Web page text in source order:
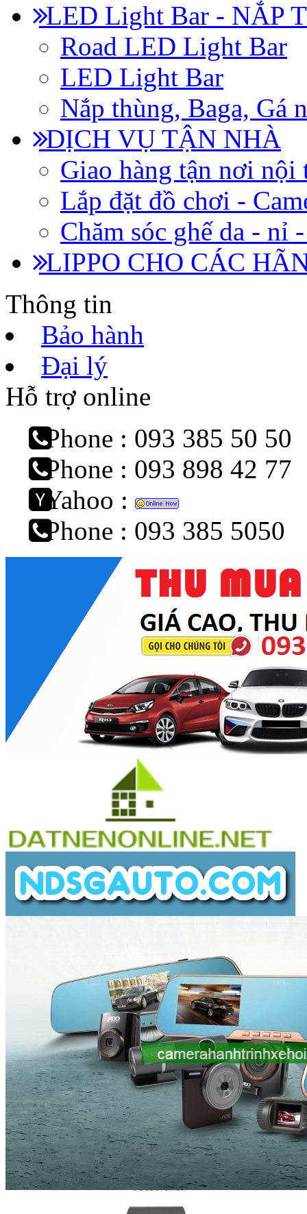
LED Light Bar - NẮP
Road LED Light Bar
LED Light Bar
Nắp thùng, Baga, Gá
DỊCH VỤ TẬN NHÀ
Giao hàng tận nơi nội
Lắp đặt đồ chơi -
Chăm sóc ghế da - nỉ
LIPPO CHO CÁC
Thông tin
Bảo hành
Đại lý
Hỗ trợ online
Phone : 093 385 50 50
Phone : 093 898 42 77
Yahoo :
Phone : 093 385 5050